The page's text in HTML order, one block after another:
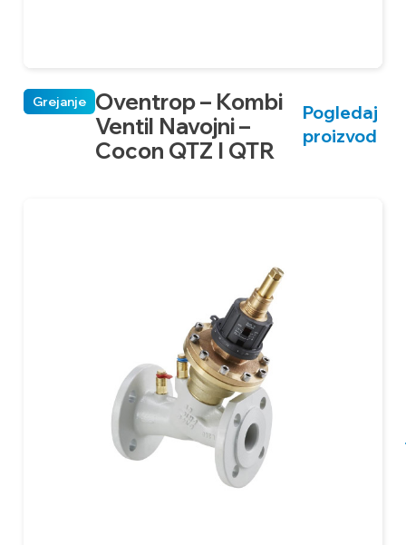
Oventrop – Kombi
Ventil Navojni –
Cocon QTZ I QTR
Grejanje
Pogledaj
proizvod